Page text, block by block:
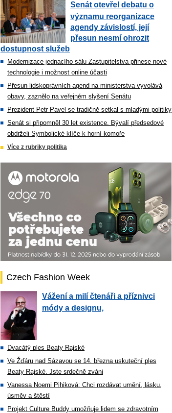
Senát otevřel debatu o
významu reorganizace
agendy závislostí, její
přesun nesmí ohrozit
dostupnost služeb
Modernizace jednacího sálu Zastupitelstva přinese nové
technologie i možnost online účasti
Přesun lidskoprávních agend na ministerstva vyvolává
obavy, zaznělo na veřejném slyšení Senátu
Prezident Petr Pavel se tradičně setkal s mladými politiky
Senát si připomněl 30 let existence. Bývalí předsedové
obdrželi Symbolické klíče k horní komoře
Více z rubriky politika
Czech Fashion Week
Vážení a milí čtenáři a příznivci
módy a designu,
Dvacátý ples Beaty Rajské
Ve Žďáru nad Sázavou se 14. března uskuteční ples
Beaty Rajské. Jste srdečně zváni
Vanessa Noemi Pihiková: Chci rozdávat umění, lásku,
úsměv a štěstí
Projekt Culture Buddy umožňuje lidem se zdravotním